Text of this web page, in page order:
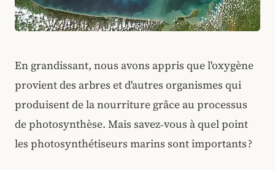
En grandissant, nous avons appris que l'oxygène
provient des arbres et d'autres organismes qui
produisent de la nourriture grâce au processus
de photosynthèse. Mais savez‑vous à quel point
les photosynthétiseurs marins sont importants ?